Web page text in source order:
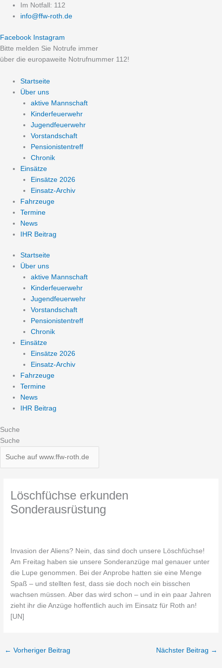
Zum
Inhalt
Im Notfall: 112
info@ffw-roth.de
Facebook Instagram
Bitte melden Sie Notrufe immer
über die europaweite Notrufnummer 112!
Startseite
Über uns
aktive Mannschaft
Kinderfeuerwehr
Jugendfeuerwehr
Vorstandschaft
Pensionistentreff
Chronik
Einsätze
Einsätze 2026
Einsatz-Archiv
Fahrzeuge
Termine
News
IHR Beitrag
Startseite
Über uns
aktive Mannschaft
Kinderfeuerwehr
Jugendfeuerwehr
Vorstandschaft
Pensionistentreff
Chronik
Einsätze
Einsätze 2026
Einsatz-Archiv
Fahrzeuge
Termine
News
IHR Beitrag
Suche
Suche
Löschfüchse erkunden
Sonderausrüstung
Invasion der Aliens? Nein, das sind doch unsere Löschfüchse!
Am Freitag haben sie unsere Sonderanzüge mal genauer unter
die Lupe genommen. Bei der Anprobe hatten sie eine Menge
Spaß – und stellten fest, dass sie doch noch ein bisschen
wachsen müssen. Aber das wird schon – und in ein paar Jahren
zieht ihr die Anzüge hoffentlich auch im Einsatz für Roth an!
[UN]
← Vorheriger Beitrag Nächster Beitrag →